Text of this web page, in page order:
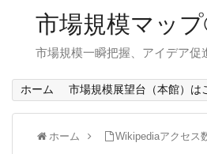
市場規模マッ
市場規模一瞬把握、アイデア促
ホーム 市場規模展望台（本館）は
ホーム Wikipediaアクセス